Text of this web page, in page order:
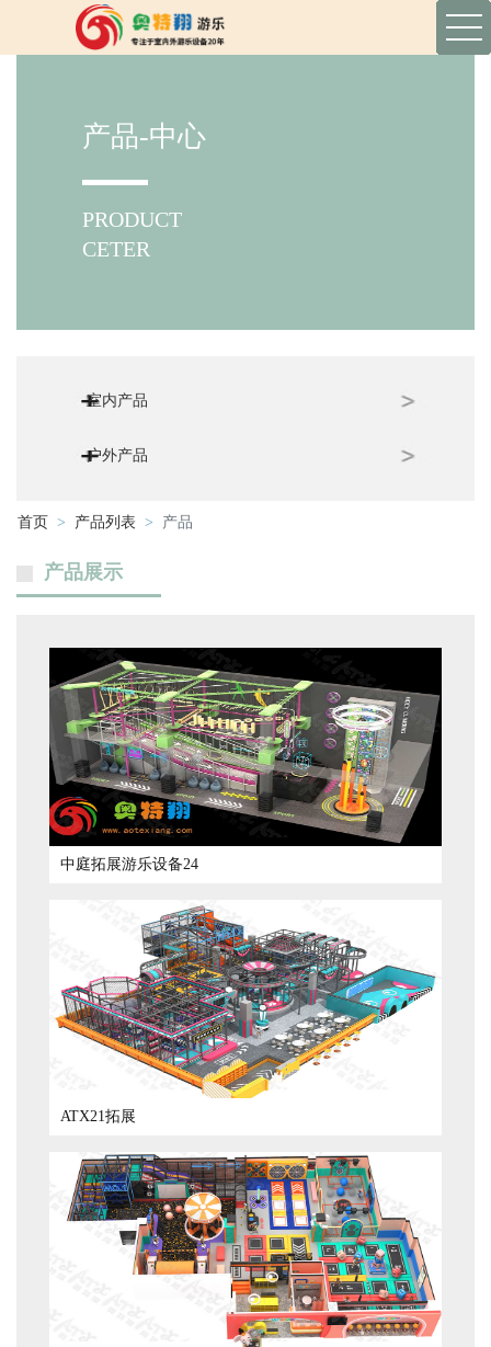
产品-中心
PRODUCT
CETER
室内产品
户外产品
首页 产品列表 产品
产品展示
中庭拓展游乐设备24
ATX21拓展